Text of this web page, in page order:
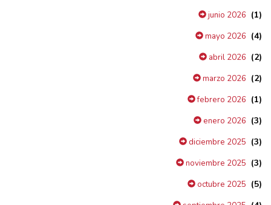
junio 2026 (1)
mayo 2026 (4)
abril 2026 (2)
marzo 2026 (2)
febrero 2026 (1)
enero 2026 (3)
diciembre 2025 (3)
noviembre 2025 (3)
octubre 2025 (5)